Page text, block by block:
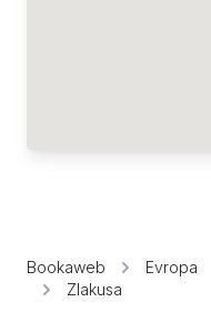
Bookaweb Evropa
Zlakusa